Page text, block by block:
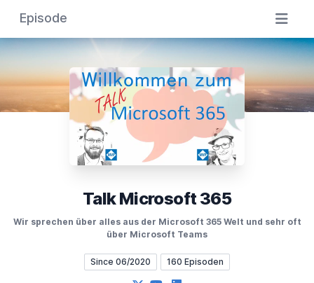
Episode
Talk Microsoft 365
Wir sprechen über alles aus der Microsoft 365 Welt und sehr oft
über Microsoft Teams
Since 06/2020 160 Episoden